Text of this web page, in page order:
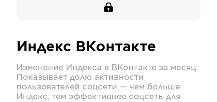
Индекс ВКонтакте
Изменение Индекса в ВКонтакте за месяц.
Показывает долю активности
пользователей соцсети — чем больше
Индекс, тем эффективнее соцсеть для